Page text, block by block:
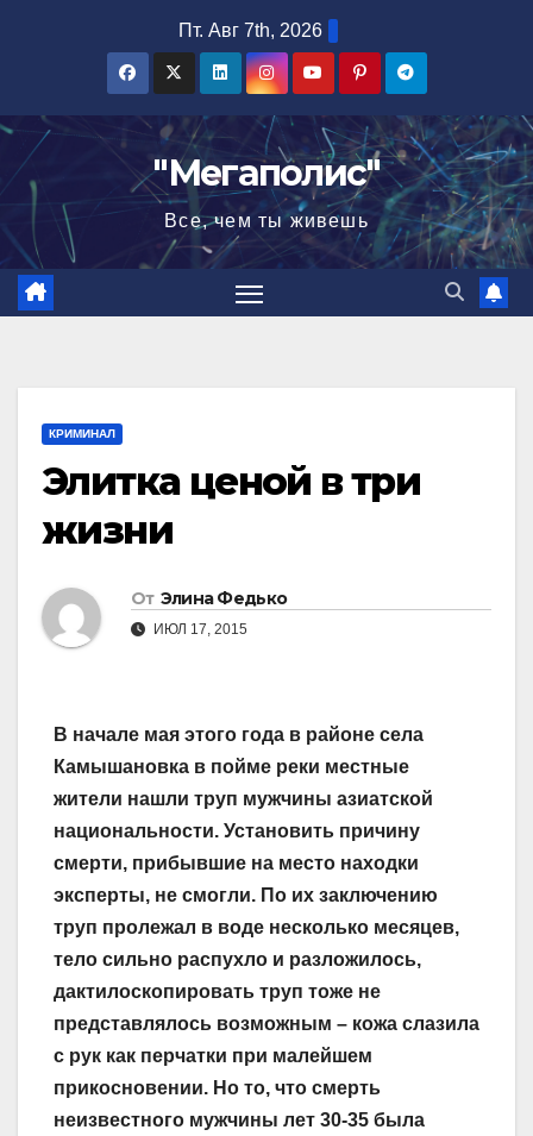
Пт. Авг 7th, 2026
"Мегаполис"
Все, чем ты живешь
КРИМИНАЛ
Элитка ценой в три
жизни
От Элина Федько
ИЮЛ 17, 2015
В начале мая этого года в районе села
Камышановка в пойме реки местные
жители нашли труп мужчины азиатской
национальности. Установить причину
смерти, прибывшие на место находки
эксперты, не смогли. По их заключению
труп пролежал в воде несколько месяцев,
тело сильно распухло и разложилось,
дактилоскопировать труп тоже не
представлялось возможным – кожа слазила
с рук как перчатки при малейшем
прикосновении. Но то, что смерть
неизвестного мужчины лет 30-35 была